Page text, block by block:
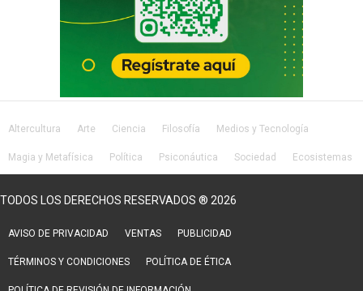
Altercultura Arte Ciencia Filosofía Medios y Tecnología
Magia y Metafísica Política Psiconáutica Sociedad Ecosistemas
TODOS LOS DERECHOS RESERVADOS ® 2026
AVISO DE PRIVACIDAD VENTAS PUBLICIDAD
TÉRMINOS Y CONDICIONES POLÍTICA DE ÉTICA